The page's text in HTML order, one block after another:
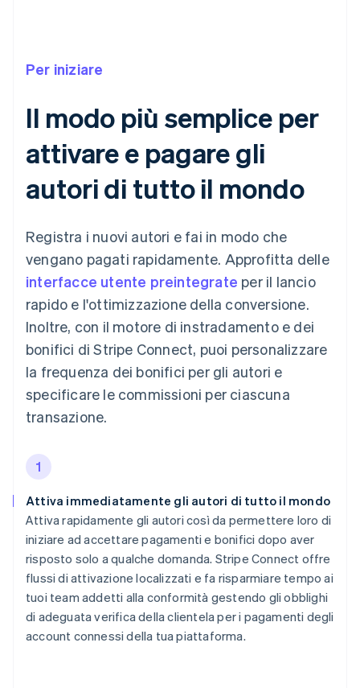
Per iniziare
Il modo più semplice per
attivare e pagare gli
autori di tutto il mondo
Registra i nuovi autori e fai in modo che
vengano pagati rapidamente. Approfitta delle
interfacce utente preintegrate per il lancio
rapido e l'ottimizzazione della conversione.
Inoltre, con il motore di instradamento e dei
bonifici di Stripe Connect, puoi personalizzare
la frequenza dei bonifici per gli autori e
specificare le commissioni per ciascuna
transazione.
1
Attiva immediatamente gli autori di tutto il mondo
Attiva rapidamente gli autori così da permettere loro di
iniziare ad accettare pagamenti e bonifici dopo aver
risposto solo a qualche domanda. Stripe Connect offre
flussi di attivazione localizzati e fa risparmiare tempo ai
tuoi team addetti alla conformità gestendo gli obblighi
di adeguata verifica della clientela per i pagamenti degli
account connessi della tua piattaforma.